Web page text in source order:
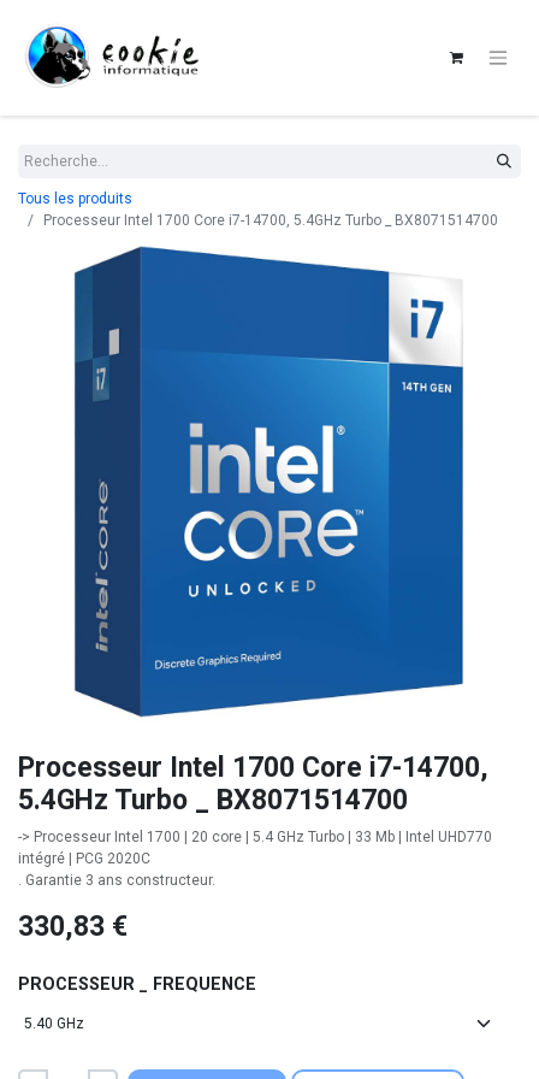
Tous les produits
Processeur Intel 1700 Core i7-14700, 5.4GHz Turbo _ BX8071514700
Processeur Intel 1700 Core i7-14700,
5.4GHz Turbo _ BX8071514700
-> Processeur Intel 1700 | 20 core | 5.4 GHz Turbo | 33 Mb | Intel UHD770
intégré | PCG 2020C
. Garantie 3 ans constructeur.
330,83 €
PROCESSEUR _ FREQUENCE